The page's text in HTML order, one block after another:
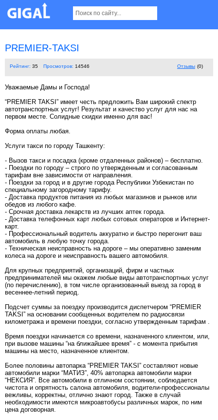
PREMIER-TAKSI
Рейтинг: 35 Просмотров: 14546 Отзывы (0)
Уважаемые Дамы и Господа!
“PREMIER TAKSI” имеет честь предложить Вам широкий спектр
автотранспортных услуг! Результат и качество услуг для нас на
первом месте. Солидные скидки именно для вас!
Форма оплаты любая.
Услуги такси по городу Ташкенту:
- Вызов такси и посадка (кроме отдаленных районов) – бесплатно.
- Поездки по городу – строго по утвержденным и согласованным
тарифам вне зависимости от направления.
- Поездки за город и в другие города Республики Узбекистан по
специальному загородному тарифу.
- Доставка продуктов питания из любых магазинов и рынков или
обедов из любого кафе.
- Срочная доставка лекарств из лучших аптек города.
- Доставка телефонных карт любых сотовых операторов и Интернет-
карт.
- Профессиональный водитель аккуратно и быстро перегонит ваш
автомобиль в любую точку города.
- Техническая неисправность на дороге – мы оперативно заменим
колеса на дороге и неисправность вашего автомобиля.
Для крупных предприятий, организаций, фирм и частных
предпринимателей мы окажем любые виды автотранспортных услуг
(по перечислению), в том числе организованный выезд за город в
весеннее-летний период.
Подсчет суммы за поездку производится диспетчером “PREMIER
TAKSI” на основании сообщенных водителем по радиосвязи
километража и времени поездки, согласно утвержденным тарифам .
Время поездки начинается со времени, назначенного клиентом, или,
при вызове машины “на ближайшее время” - с момента прибытия
машины на место, назначенное клиентом.
Более половины автопарка “PREMIER TAKSI” составляют новые
автомобили марки “МАТИЗ”, 40% автопарка автомобили марки
“НЕКСИЯ”. Все автомобили в отличном состоянии, соблюдается
чистота и опрятность салона автомобиля, водители-профессионалы
вежливы, корректны, отлично знают город. Также в случай
необходимости имеются микроавтобусы различных марок, по ним
цена договорная.